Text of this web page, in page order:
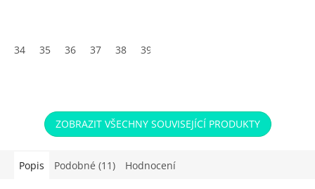
34 35 36 37 38 39
ZOBRAZIT VŠECHNY SOUVISEJÍCÍ PRODUKTY
Popis Podobné (11) Hodnocení